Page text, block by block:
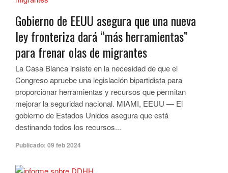
Gobierno de EEUU asegura que una nueva
ley fronteriza dará “más herramientas”
para frenar olas de migrantes
La Casa Blanca insiste en la necesidad de que el
Congreso apruebe una legislación bipartidista para
proporcionar herramientas y recursos que permitan
mejorar la seguridad nacional. MIAMI, EEUU — El
gobierno de Estados Unidos asegura que está
destinando todos los recursos...
Publicado: 09 feb 2024